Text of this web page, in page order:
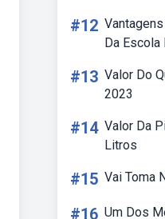
#12
Da
#13 Valor Do
2023
#14 Valor Da
Litros
#15 Vai Toma
#16 Um Dos